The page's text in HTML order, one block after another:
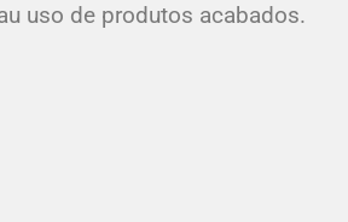
uso de produtos acabados.